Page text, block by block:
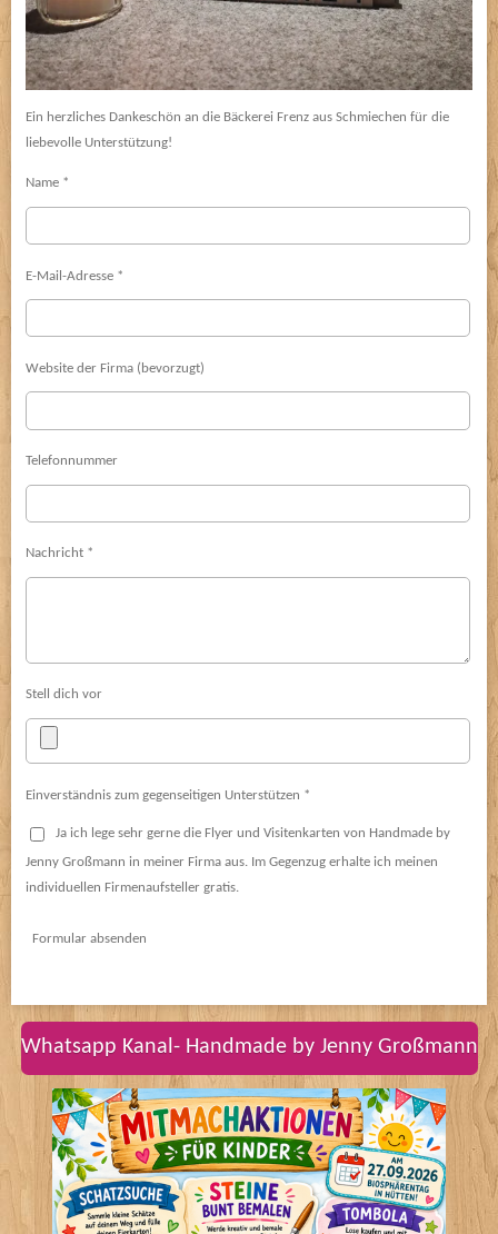
Ein herzliches Dankeschön an die Bäckerei Frenz aus Schmiechen für die
liebevolle Unterstützung!
Name *
E-Mail-Adresse *
Website der Firma (bevorzugt)
Telefonnummer
Nachricht *
Stell dich vor
Einverständnis zum gegenseitigen Unterstützen *
Ja ich lege sehr gerne die Flyer und Visitenkarten von Handmade by
Jenny Großmann in meiner Firma aus. Im Gegenzug erhalte ich meinen
individuellen Firmenaufsteller gratis.
Formular absenden
Whatsapp Kanal- Handmade by Jenny Großmann